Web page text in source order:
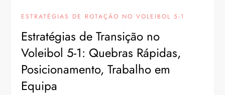
ESTRATÉGIAS DE ROTAÇÃO NO VOLEIBOL 5-1
Estratégias de Transição no
Voleibol 5-1: Quebras Rápidas,
Posicionamento, Trabalho em
Equipa